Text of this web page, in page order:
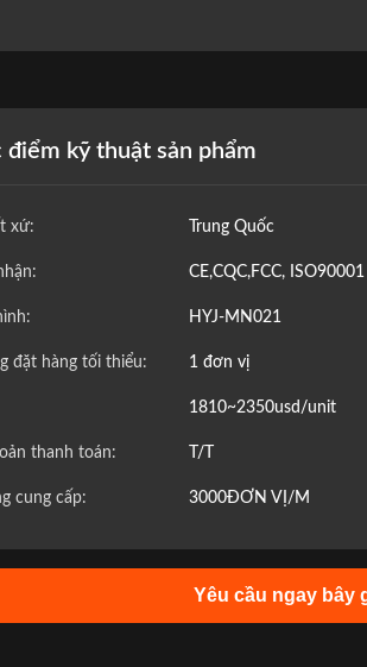
điểm kỹ thuật sản phẩm
xứ: Trung Quốc
CE,CQC,FCC, ISO90001
HYJ-MN021
đặt hàng tối thiểu: 1 đơn vị
1810~2350usd/unit
thanh toán: T/T
cung cấp: 3000ĐƠN VỊ/M
Yêu cầu ngay bây